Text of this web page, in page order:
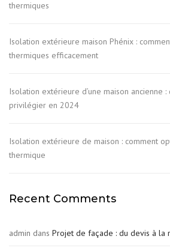
thermiques
Isolation extérieure maison Phénix :
thermiques efficacement
Isolation extérieure d’une maison ancienne
privilégier en 2024
Isolation extérieure de maison : comment
thermique
Recent Comments
admin dans Projet de façade : du devis à la